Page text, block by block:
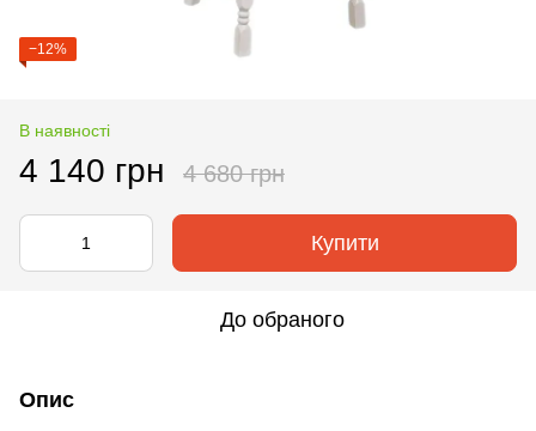
−12%
В наявності
4 140 грн 4 680 грн
Купити
До обраного
Опис